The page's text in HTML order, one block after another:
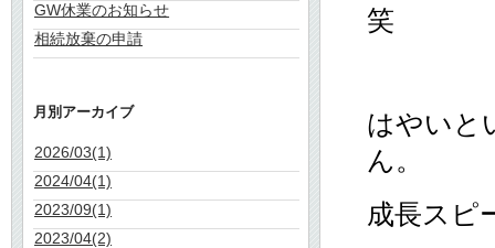
GW休業のお知らせ
相続放棄の申請
月別アーカイブ
2026/03(1)
2024/04(1)
2023/09(1)
2023/04(2)
笑
はやいと
ん。
成長スピ